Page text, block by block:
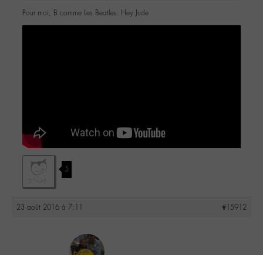
Pour moi, B comme Les Beatles: Hey Jude
5
23 août 2016 à 7:11 #15912